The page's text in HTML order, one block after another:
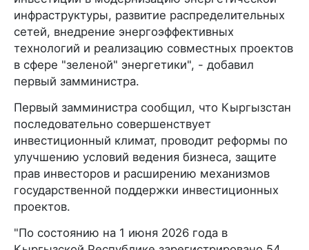
инфраструктуры, развитие распределительных
сетей, внедрение энергоэффективных
технологий и реализацию совместных проектов
в сфере "зеленой" энергетики", - добавил
первый замминистра.
Первый замминистра сообщил, что Кыргызстан
последовательно совершенствует
инвестиционный климат, проводит реформы по
улучшению условий ведения бизнеса, защите
прав инвесторов и расширению механизмов
государственной поддержки инвестиционных
проектов.
"По состоянию на 1 июня 2026 года в